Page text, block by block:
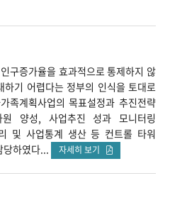
구증가율을 효과적으로 통제하지 않
기 어렵다는 정부의 인식을 토대로
족계획사업의 목표설정과 추진전략
양성, 사업추진 성과 모니터링
및 사업통계 생산 등 컨트롤 타워
하였다...
자세히 보기